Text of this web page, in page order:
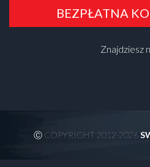
BEZPŁATNA
Znajdziesz
Ⓒ COPYRIGHT 2012-2026